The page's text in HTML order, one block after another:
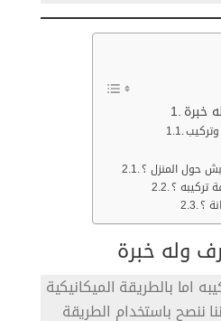
حول المنزل ؟
تركيبه ؟
؟
وله خبرة
اما بالطريقة الميكانيكية
ننصح باستخدام الطريقة